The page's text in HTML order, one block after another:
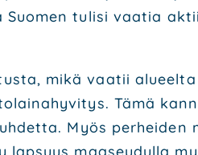
Suo­men tuli­si vaa­tia
mikä vaa­tii
Tämä
Myös per­hei­den